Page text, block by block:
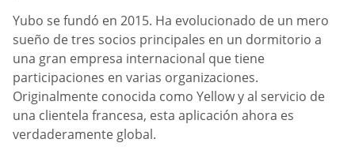
Yubo se fundó en 2015. Ha evolucionado de un mero
sueño de tres socios principales en un dormitorio a
una gran empresa internacional que tiene
participaciones en varias organizaciones.
Originalmente conocida como Yellow y al servicio de
una clientela francesa, esta aplicación ahora es
verdaderamente global.